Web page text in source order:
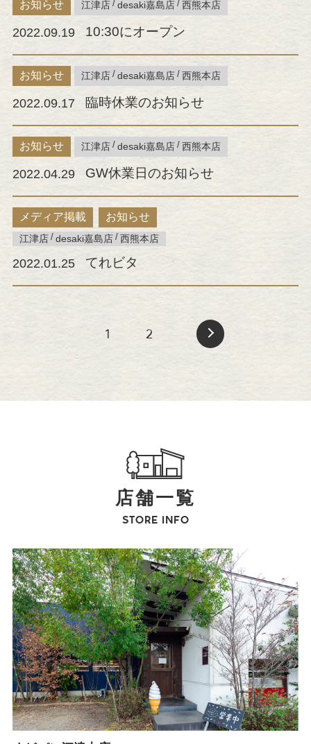
お知らせ 江津店 desaki嘉島店 西熊本店
2022.09.19 10:30にオープン
お知らせ 江津店 desaki嘉島店 西熊本店
2022.09.17 臨時休業のお知らせ
お知らせ 江津店 desaki嘉島店 西熊本店
2022.04.29 GW休業日のお知らせ
メディア掲載 お知らせ
江津店 desaki嘉島店 西熊本店
2022.01.25 てれビタ
1 2
店舗一覧
STORE INFO